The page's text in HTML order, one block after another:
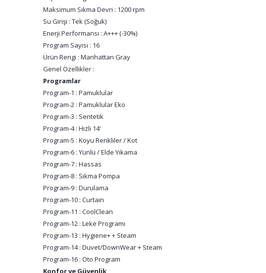
Maksimum Sıkma Devri : 1200 rpm
Su Girişi : Tek (Soğuk)
Enerji Performansı : A+++ (-30%)
Program Sayısı : 16
Ürün Rengi : Manhattan Gray
Genel Özellikler :
Programlar
Program-1 : Pamuklular
Program-2 : Pamuklular Eko
Program-3 : Sentetik
Program-4 : Hızlı 14'
Program-5 : Koyu Renkliler / Kot
Program-6 : Yünlü / Elde Yıkama
Program-7 : Hassas
Program-8 : Sıkma Pompa
Program-9 : Durulama
Program-10 : Curtain
Program-11 : CoolClean
Program-12 : Leke Programı
Program-13 : Hygiene+ + Steam
Program-14 : Duvet/DownWear + Steam
Program-16 : Oto Program
Konfor ve Güvenlik